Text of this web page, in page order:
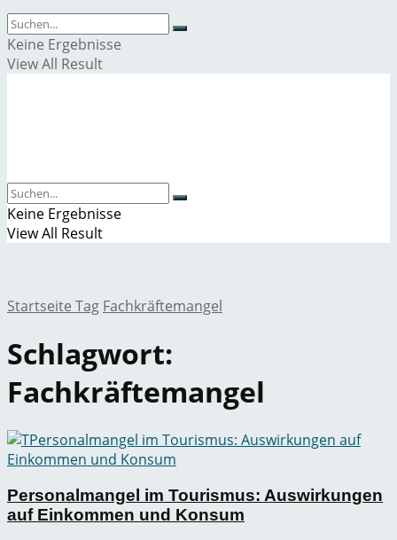
Keine Ergebnisse
View All Result
Keine Ergebnisse
View All Result
Startseite Tag Fachkräftemangel
Schlagwort:
Fachkräftemangel
Personalmangel im Tourismus: Auswirkungen
auf Einkommen und Konsum